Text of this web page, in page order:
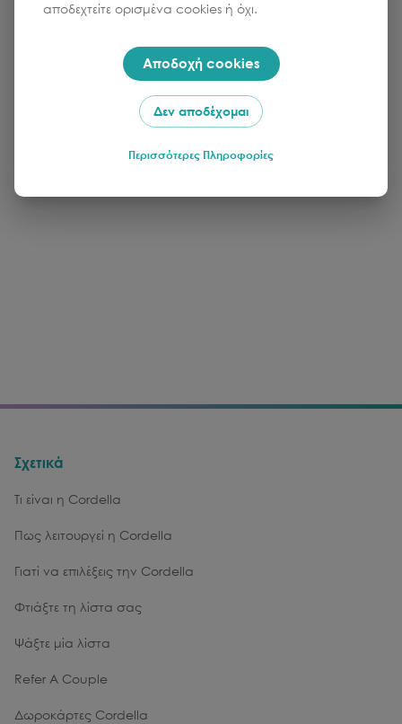
Σχετικά
Τι είναι η Cordella
Πως λειτουργεί η Cordella
Γιατί να επιλέξεις την Cordella
Φτιάξτε τη λίστα σας
Ψάξτε μία λίστα
Refer A Couple
Δωροκάρτες Cordella
αποδεχτείτε ορισμένα cookies ή όχι.
Αποδοχή cookies
Δεν αποδέχομαι
Περισσότερες Πληροφορίες